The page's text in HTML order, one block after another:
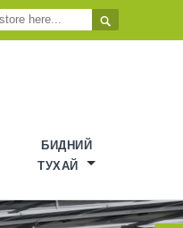

БИДНИЙ
ТУХАЙ